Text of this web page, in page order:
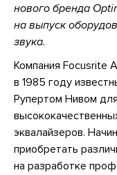
нового бренда
на выпуск
звука.
Компания Focusrite
в 1985 году
Рупертом Нивом
эквалайзеров.
приобретать
на разработке